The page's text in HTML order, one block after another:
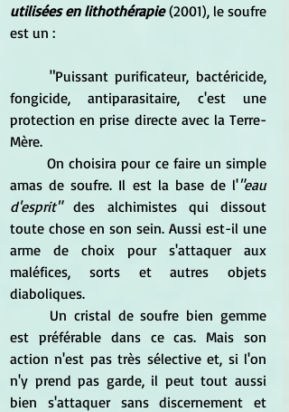
utilisées en lithothérapie (2001), le soufre
est un :
fongicide, antiparasitaire, c'est une
protection en prise directe avec la Terre-
Mère.
	On choisira pour ce faire un simple
amas de soufre. Il est la base de l'"eau
d'esprit" des alchimistes qui dissout
toute chose en son sein. Aussi est-il une
arme de choix pour s'attaquer aux
maléfices, sorts et autres objets
diaboliques.
est préférable dans ce cas. Mais son
action n'est pas très sélective et, si l'on
n'y prend pas garde, il peut tout aussi
bien s'attaquer sans discernement et